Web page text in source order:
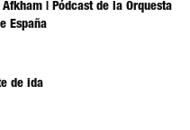
| Pódcast de la Orquesta
España
de ida